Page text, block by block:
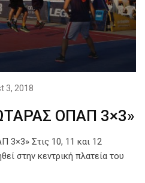
3, 2018
ΟΠΑΠ 3×3»
Στις 10, 11 και 12
στην κεντρική πλατεία του